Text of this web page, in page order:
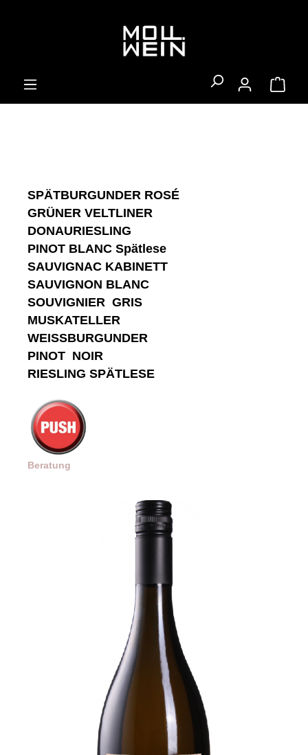
SPÄTBURGUNDER ROSÉ
GRÜNER VELTLINER
DONAURIESLING
PINOT BLANC Spätlese
SAUVIGNAC KABINETT
SAUVIGNON BLANC
SOUVIGNIER GRIS
MUSKATELLER
WEISSBURGUNDER
PINOT NOIR
RIESLING SPÄTLESE
Beratung